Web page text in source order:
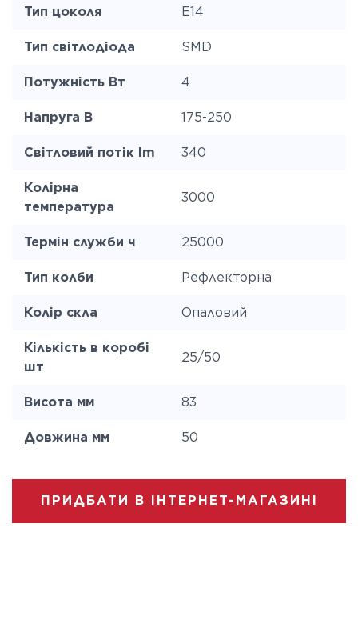
Тип цоколя E14
Тип світлодіода SMD
Потужність Вт 4
Напруга В 175-250
Світловий потік lm 340
Колірна
температура
3000
Термін служби ч 25000
Тип колби Рефлекторна
Колір скла Опаловий
Кількість в коробі
шт
25/50
Висота мм 83
Довжина мм 50
ПРИДБАТИ В ІНТЕРНЕТ-МАГАЗИНІ